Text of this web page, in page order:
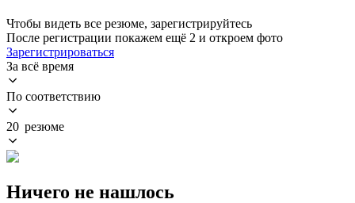
Чтобы видеть все резюме, зарегистрируйтесь
После регистрации покажем ещё 2 и откроем фото
Зарегистрироваться
За всё время
По соответствию
20 резюме
Ничего не нашлось